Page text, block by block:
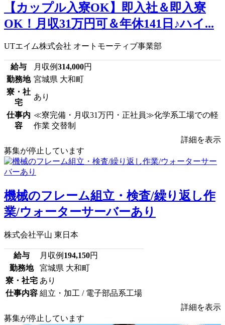
【カップル入寮OK】即入社＆即入寮
OK！月収31万円可＆年休141日♪ハイ...
UTエイム株式会社 オートモーティブ事業部
給与 月収例314,000円
勤務地 宮城県 大和町
寮・社
宅
あり
仕事内
容
≪寮完備・月収31万円・正社員≫化学系工場での軽
作業 交替制
詳細を表示
募集が停止しています
機械のフレーム組立・検査/繰り返し作
業/ウォーターサーバーあり
株式会社平山 東日本
給与 月収例 194,150円
勤務地
宮城県 大和町
寮・社宅 あり
仕事内容 組立・加工 / 電子部品系工場
詳細を表示
募集が停止しています